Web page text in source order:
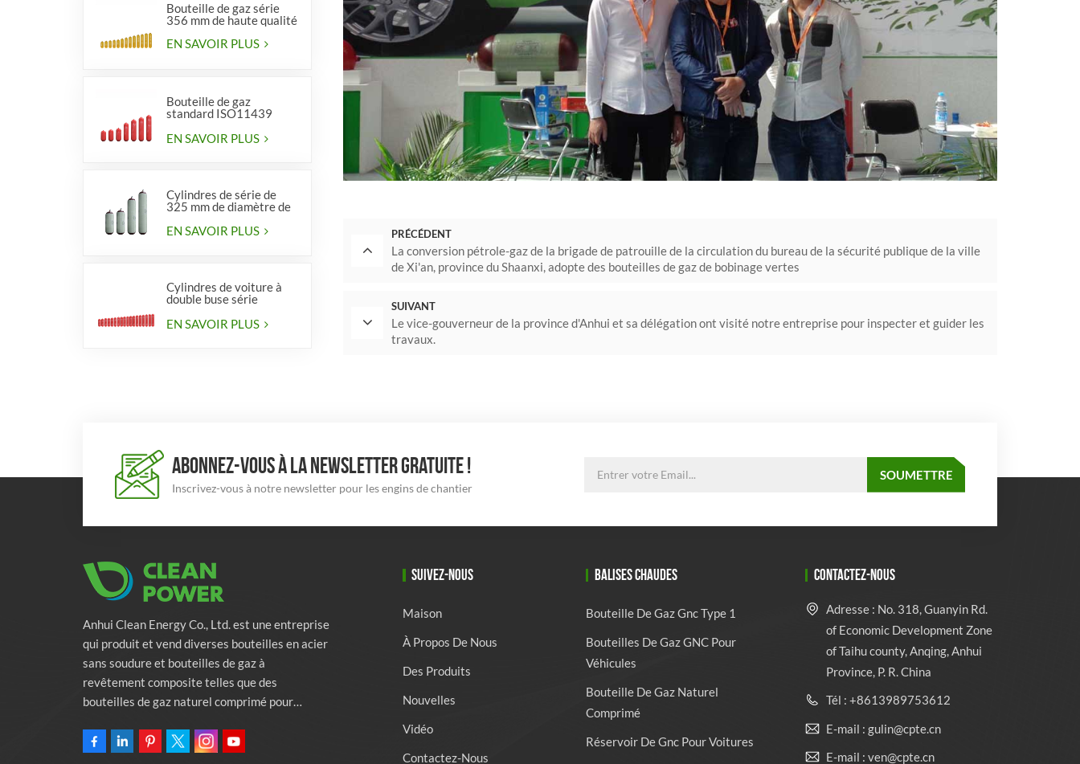
Bouteille de gaz série
356 mm de haute qualité
EN SAVOIR PLUS
Bouteille de gaz
standard ISO11439
EN SAVOIR PLUS
Cylindres de série de
325 mm de diamètre de
véhicules
EN SAVOIR PLUS
Cylindres de voiture à
double buse série
EN SAVOIR PLUS
PRÉCÉDENT
La conversion pétrole-gaz de la brigade de patrouille de la circulation du bureau de la sécurité publique de la ville
de Xi'an, province du Shaanxi, adopte des bouteilles de gaz de bobinage vertes
SUIVANT
Le vice-gouverneur de la province d'Anhui et sa délégation ont visité notre entreprise pour inspecter et guider les
travaux.
ABONNEZ-VOUS À LA NEWSLETTER GRATUITE !
Inscrivez-vous à notre newsletter pour les engins de chantier
Anhui Clean Energy Co., Ltd. est une entreprise
qui produit et vend diverses bouteilles en acier
sans soudure et bouteilles de gaz à
revêtement composite telles que des
bouteilles de gaz naturel comprimé pour
des bouteilles de lutte contre l'incendie.
SUIVEZ-NOUS
Maison
À Propos De Nous
Des Produits
Nouvelles
Vidéo
Contactez-Nous
BALISES CHAUDES
Bouteille De Gaz Gnc Type 1
Bouteilles De Gaz GNC Pour
Véhicules
Bouteille De Gaz Naturel
Comprimé
Réservoir De Gnc Pour Voitures
CONTACTEZ-NOUS
Adresse : No. 318, Guanyin Rd.
of Economic Development Zone
of Taihu county, Anqing, Anhui
Province, P. R. China
Tél : +8613989753612
E-mail : gulin@cpte.cn
E-mail : ven@cpte.cn